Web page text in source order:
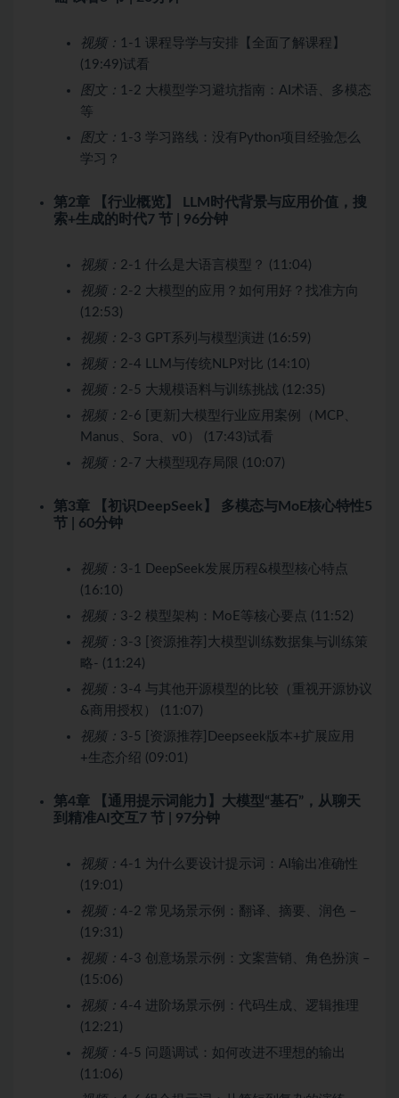
视频： 1-1 课程导学与安排【全面了解课程】
(19:49)试看
图文： 1-2 大模型学习避坑指南：AI术语、多模态
等
图文： 1-3 学习路线：没有Python项目经验怎么
学习？
第2章 【行业概览】 LLM时代背景与应用价值，搜
索+生成的时代7 节 | 96分钟
视频： 2-1 什么是大语言模型？ (11:04)
视频： 2-2 大模型的应用？如何用好？找准方向
(12:53)
视频： 2-3 GPT系列与模型演进 (16:59)
视频： 2-4 LLM与传统NLP对比 (14:10)
视频： 2-5 大规模语料与训练挑战 (12:35)
视频： 2-6 [更新]大模型行业应用案例（MCP、
Manus、Sora、v0） (17:43)试看
视频： 2-7 大模型现存局限 (10:07)
第3章 【初识DeepSeek】 多模态与MoE核心特性5
节 | 60分钟
视频： 3-1 DeepSeek发展历程&模型核心特点
(16:10)
视频： 3-2 模型架构：MoE等核心要点 (11:52)
视频： 3-3 [资源推荐]大模型训练数据集与训练策
略- (11:24)
视频： 3-4 与其他开源模型的比较（重视开源协议
&商用授权） (11:07)
视频： 3-5 [资源推荐]Deepseek版本+扩展应用
+生态介绍 (09:01)
第4章 【通用提示词能力】大模型“基石”，从聊天
到精准AI交互 7 节 | 97分钟
视频： 4-1 为什么要设计提示词：AI输出准确性
(19:01)
视频： 4-2 常见场景示例：翻译、摘要、润色 –
(19:31)
视频： 4-3 创意场景示例：文案营销、角色扮演 –
(15:06)
视频： 4-4 进阶场景示例：代码生成、逻辑推理
(12:21)
视频： 4-5 问题调试：如何改进不理想的输出
(11:06)